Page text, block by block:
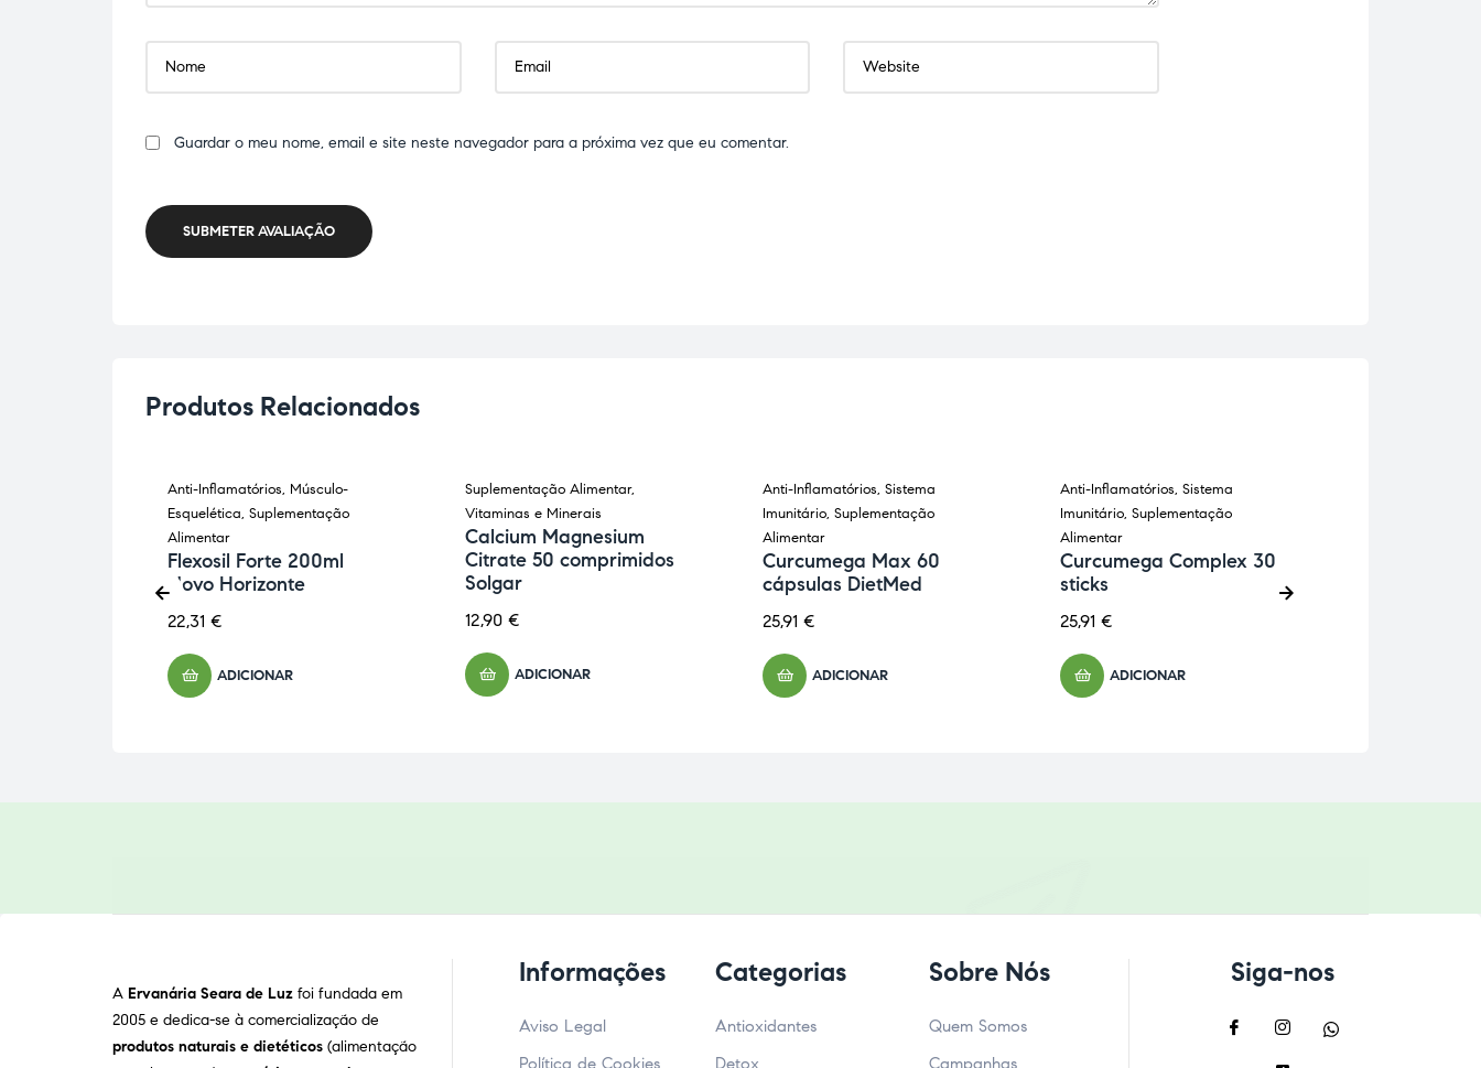
Guardar o meu nome, email e site neste navegador para a próxima vez que eu comentar.
SUBMETER AVALIAÇÃO
Produtos Relacionados
Anti-Inflamatórios, Músculo-
Esquelética, Suplementação
Alimentar
Flexosil Forte 200ml
Novo Horizonte
22,31 €
ADICIONAR
Suplementação Alimentar,
Vitaminas e Minerais
Calcium Magnesium
Citrate 50 comprimidos
Solgar
12,90 €
ADICIONAR
Anti-Inflamatórios, Sistema
Imunitário, Suplementação
Alimentar
Curcumega Max 60
cápsulas DietMed
25,91 €
ADICIONAR
Anti-Inflamatórios, Sistema
Imunitário, Suplementação
Alimentar
Curcumega Complex 30
sticks
25,91 €
ADICIONAR
A Ervanária Seara de Luz foi fundada em
2005 e dedica-se à comercialização de
produtos naturais e dietéticos (alimentação
Informações
Aviso Legal
Política de Cookies
Categorias
Antioxidantes
Detox
Sobre Nós
Quem Somos
Campanhas
Siga-nos